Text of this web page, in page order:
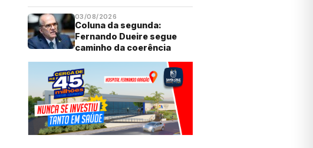
03/08/2026
Coluna da segunda:
Fernando Dueire segue
caminho da coerência